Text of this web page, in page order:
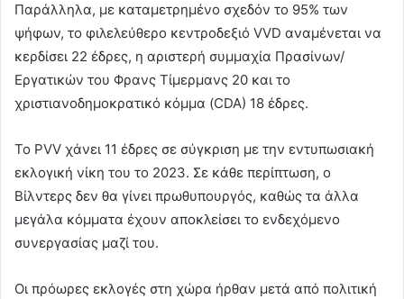
Παράλληλα, με καταμετρημένο σχεδόν το 95% των
ψήφων, το φιλελεύθερο κεντροδεξιό VVD αναμένεται να
κερδίσει 22 έδρες, η αριστερή συμμαχία Πρασίνων/
Εργατικών του Φρανς Τίμερμανς 20 και τo
χριστιανοδημοκρατικό κόμμα (CDA) 18 έδρες.
Το PVV χάνει 11 έδρες σε σύγκριση με την εντυπωσιακή
εκλογική νίκη του το 2023. Σε κάθε περίπτωση, ο
Βίλντερς δεν θα γίνει πρωθυπουργός, καθώς τα άλλα
μεγάλα κόμματα έχουν αποκλείσει το ενδεχόμενο
συνεργασίας μαζί του.
Οι πρόωρες εκλογές στη χώρα ήρθαν μετά από πολιτική